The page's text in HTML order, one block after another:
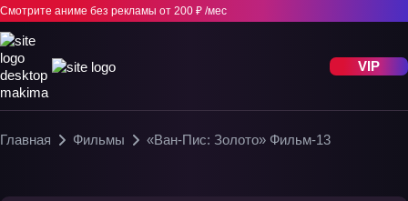
Смотрите аниме без рекламы от 200 ₽ /мес
VIP
Главная Фильмы «Ван-Пис: Золото» Фильм-13